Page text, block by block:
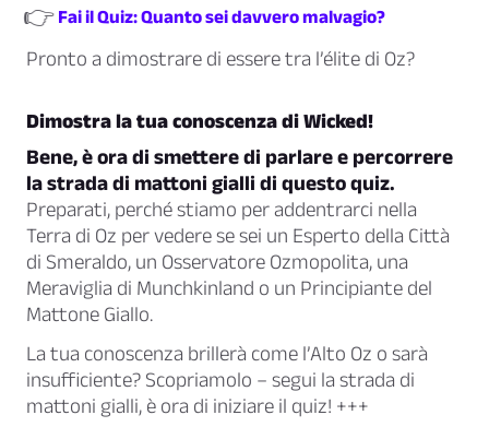
👉 Fai il Quiz: Quanto sei davvero malvagio?
Pronto a dimostrare di essere tra l’élite di Oz?
Dimostra la tua conoscenza di Wicked!
Bene, è ora di smettere di parlare e percorrere
la strada di mattoni gialli di questo quiz.
Preparati, perché stiamo per addentrarci nella
Terra di Oz per vedere se sei un Esperto della Città
di Smeraldo, un Osservatore Ozmopolita, una
Meraviglia di Munchkinland o un Principiante del
Mattone Giallo.
La tua conoscenza brillerà come l’Alto Oz o sarà
insufficiente? Scopriamolo – segui la strada di
mattoni gialli, è ora di iniziare il quiz! +++